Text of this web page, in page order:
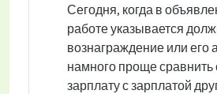
Сегодня, когда в
работе указывается
вознаграждение или его
намного проще
зарплату с зарплатой